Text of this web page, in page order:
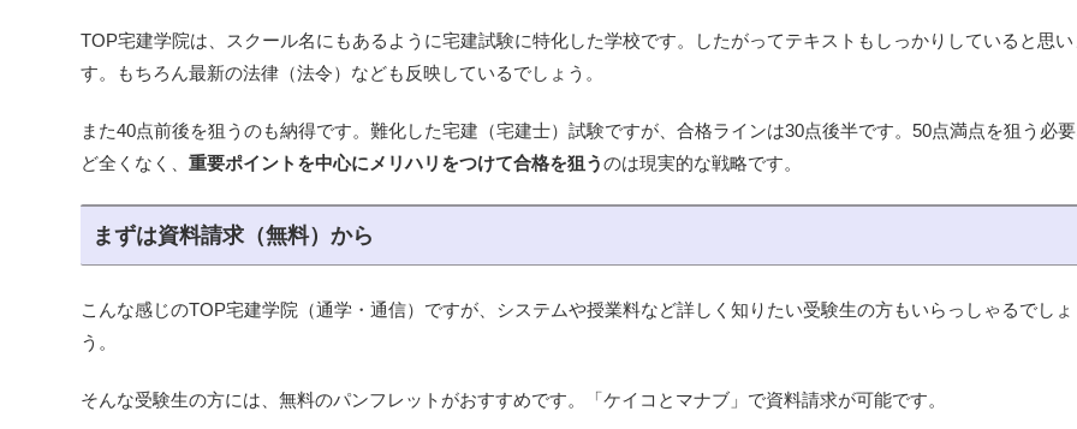
TOP宅建学院は、スクール名にもあるように宅建試験に特化した学校です。したがってテキストもしっかりしていると思い
す。もちろん最新の法律（法令）なども反映しているでしょう。
また40点前後を狙うのも納得です。難化した宅建（宅建士）試験ですが、合格ラインは30点後半です。50点満点を狙う必
ど全くなく、 重要ポイントを中心にメリハリをつけて合格を狙うのは現実的な戦略です。
まずは資料請求（無料）から
こんな感じのTOP宅建学院（通学・通信）ですが、システムや授業料など詳しく知りたい受験生の方もいらっしゃるでしょ
う。
そんな受験生の方には、無料のパンフレットがおすすめです。「ケイコとマナブ」で資料請求が可能です。